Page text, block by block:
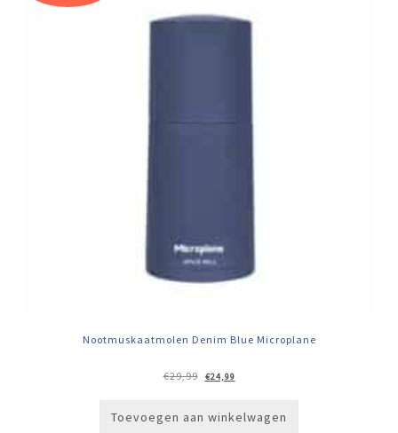
Nootmuskaatmolen Denim Blue Microplane
€29,99
Oorspronkelijke
prijs
€24,99Huidige
prijs
Toevoegen aan winkelwagen